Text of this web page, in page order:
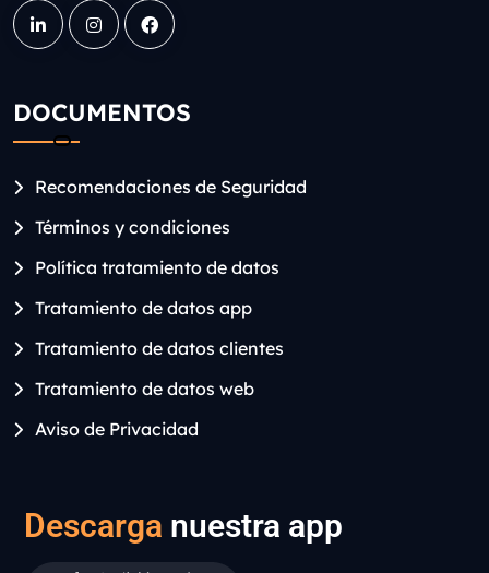
DOCUMENTOS
Recomendaciones de Seguridad
Términos y condiciones
Política tratamiento de datos
Tratamiento de datos app
Tratamiento de datos clientes
Tratamiento de datos web
Aviso de Privacidad
Descarga nuestra app